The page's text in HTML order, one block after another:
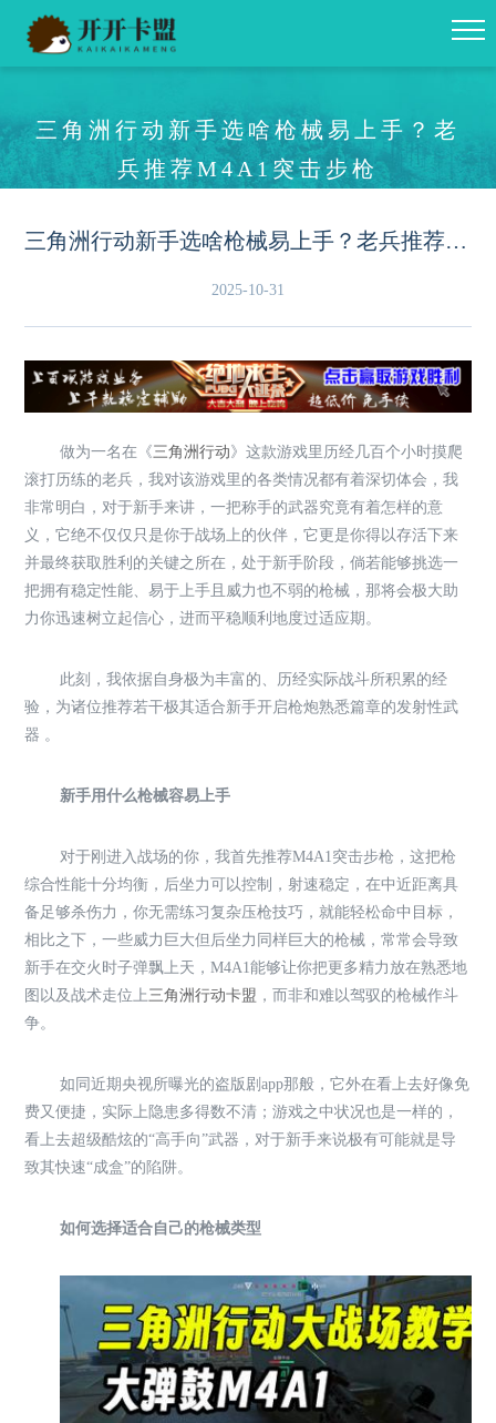
三角洲行动新手选啥枪械易上手？老
兵推荐M4A1突击步枪
三角洲行动新手选啥枪械易上手？老兵推荐M4A1突击步枪
2025-10-31
做为一名在《三角洲行动》这款游戏里历经几百个小时摸爬
滚打历练的老兵，我对该游戏里的各类情况都有着深切体会，我
非常明白，对于新手来讲，一把称手的武器究竟有着怎样的意
义，它绝不仅仅只是你于战场上的伙伴，它更是你得以存活下来
并最终获取胜利的关键之所在，处于新手阶段，倘若能够挑选一
把拥有稳定性能、易于上手且威力也不弱的枪械，那将会极大助
力你迅速树立起信心，进而平稳顺利地度过适应期。
此刻，我依据自身极为丰富的、历经实际战斗所积累的经
验，为诸位推荐若干极其适合新手开启枪炮熟悉篇章的发射性武
器 。
新手用什么枪械容易上手
对于刚进入战场的你，我首先推荐M4A1突击步枪，这把枪
综合性能十分均衡，后坐力可以控制，射速稳定，在中近距离具
备足够杀伤力，你无需练习复杂压枪技巧，就能轻松命中目标，
相比之下，一些威力巨大但后坐力同样巨大的枪械，常常会导致
新手在交火时子弹飘上天，M4A1能够让你把更多精力放在熟悉地
图以及战术走位上 三角洲行动卡盟 ，而非和难以驾驭的枪械作斗
争。
如同近期央视所曝光的盗版剧app那般，它外在看上去好像免
费又便捷，实际上隐患多得数不清；游戏之中状况也是一样的，
看上去超级酷炫的“高手向”武器，对于新手来说极有可能就是导
致其快速“成盒”的陷阱。
如何选择适合自己的枪械类型